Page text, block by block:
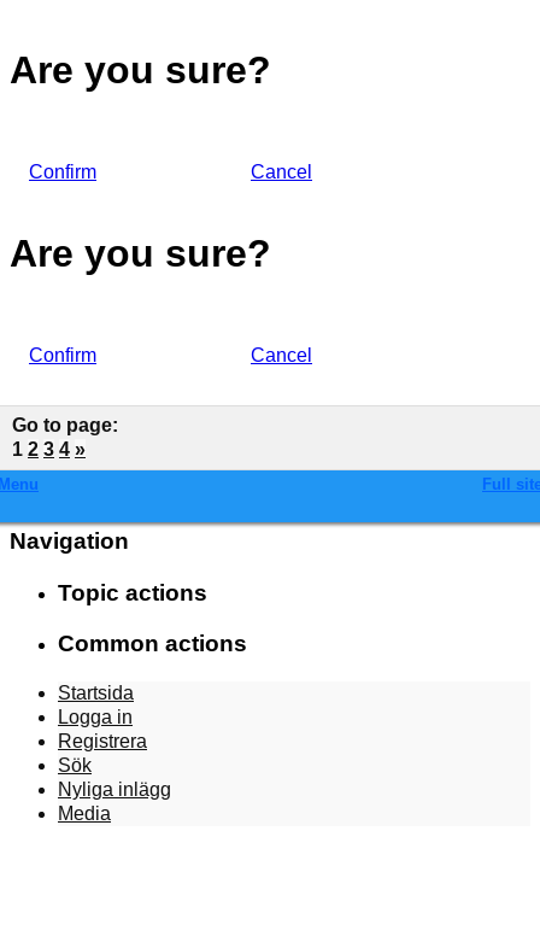
Are you sure?
Confirm Cancel
Are you sure?
Confirm Cancel
Go to page:
1 2 3 4 »
Full
Navigation
Topic actions
Common actions
Startsida
Logga in
Registrera
Sök
Nyliga inlägg
Media